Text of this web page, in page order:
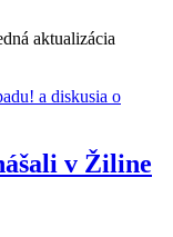
aktualizácia
a diskusia o
v Žiline